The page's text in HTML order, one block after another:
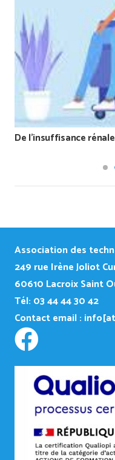
De l’insuffisance
Association des
249 rue Irène Joliot
60610 Lacroix Saint
Tél: 03 44 44 30 42
Contact email :